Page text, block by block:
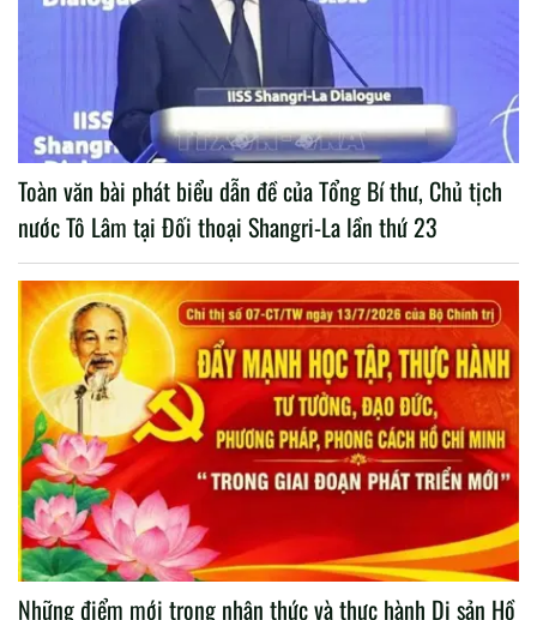
Toàn văn bài phát biểu dẫn đề của Tổng Bí thư, Chủ tịch
nước Tô Lâm tại Đối thoại Shangri-La lần thứ 23
Những điểm mới trong nhận thức và thực hành Di sản Hồ